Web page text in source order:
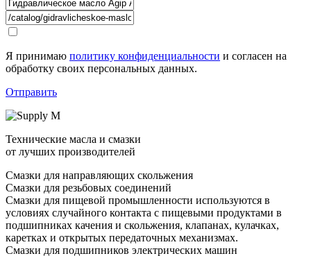
Я принимаю политику конфиденциальности и согласен на
обработку своих персональных данных.
Отправить
Технические масла и смазки
от лучших производителей
Смазки для направляющих скольжения
Смазки для резьбовых соединений
Смазки для пищевой промышленности используются в
условиях случайного контакта с пищевыми продуктами в
подшипниках качения и скольжения, клапанах, кулачках,
каретках и открытых передаточных механизмах.
Смазки для подшипников электрических машин